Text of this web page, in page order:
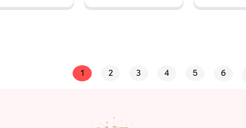
Trứng
1 2 3 4 5 6